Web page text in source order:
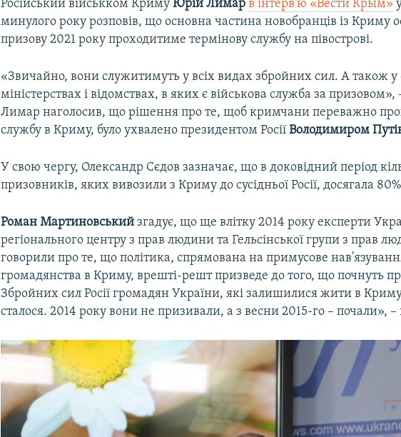
Російський військком КримуЮрій Лимар в інтерв'ю «Вести Крым»
минулого року розповів, що основна частина новобранців із Криму
призову 2021 року проходитиме термінову службу на півострові.
«Звичайно, вони служитимуть у всіх видах збройних сил. А також у
міністерствах і відомствах, в яких є військова служба за призовом»,
Лимар наголосив, що рішення про те, щоб кримчани переважно
службу в Криму, було ухвалено президентом РосіїВолодимиром
У свою чергу, Олександр Сєдов зазначає, що в доковідний період
призовників, яких вивозили з Криму до сусідньої Росії, досягала
Роман Мартиновський згадує, що ще влітку 2014 року експерти
регіонального центру з прав людини та Гельсінської групи з прав
говорили про те, що політика, спрямована на примусове
громадянства в Криму, врешті-решт призведе до того, що почнуть
Збройних сил Росії громадян України, які залишилися жити в
сталося. 2014 року вони не призивали, а з весни 2015-го – почали»,